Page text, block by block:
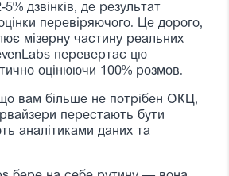
дзвінків, де результат
перевіряючого. Це дорого,
мізерну частину реальних
перевертає цю
оцінюючи 100% розмов.
вам більше не потрібен ОКЦ,
перестають бути
аналітиками даних та